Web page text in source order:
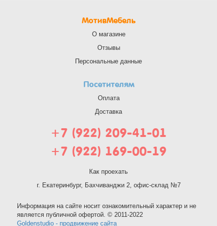
МотивМебель
О магазине
Отзывы
Персональные данные
Посетителям
Оплата
Доставка
+7 (922) 209-41-01
+7 (922) 169-00-19
Как проехать
г. Екатеринбург, Бахчиванджи 2, офис-склад №7
Информация на сайте носит ознакомительный характер и не
является публичной офертой. © 2011-2022
Goldenstudio - продвижение сайта